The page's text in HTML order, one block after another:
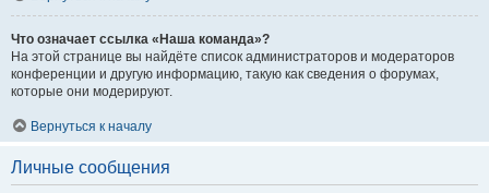
Что означает ссылка «Наша команда»?
На этой странице вы найдёте список администраторов и модераторов
конференции и другую информацию, такую как сведения о форумах,
которые они модерируют.
Вернуться к началу
Личные сообщения